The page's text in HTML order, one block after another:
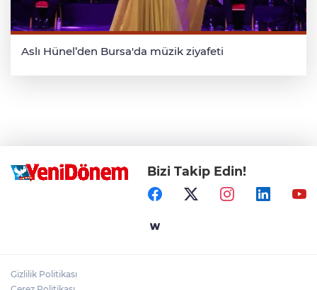
Aslı Hünel’den Bursa'da müzik ziyafeti
Bizi Takip Edin!
Gizlilik Politikası